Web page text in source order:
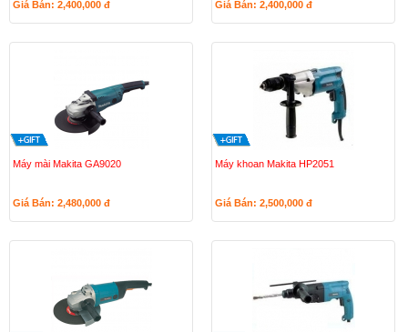
Giá Bán: 2,400,000 đ Giá Bán: 2,400,000 đ
Máy mài Makita GA9020
Giá Bán: 2,480,000 đ
Máy khoan Makita HP2051
Giá Bán: 2,500,000 đ